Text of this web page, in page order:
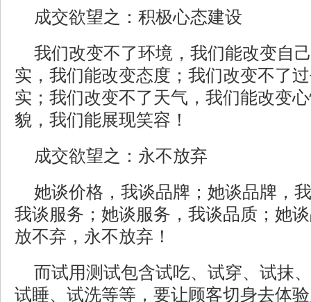
成交欲望之：积极心态建设
我们改变不了环境，我们能改变自
实，我们能改变态度；我们改变不了
实；我们改变不了天气，我们能改变
貌，我们能展现笑容！
成交欲望之：永不放弃
她谈价格，我谈品牌；她谈品牌，
我谈服务；她谈服务，我谈品质；她
放不弃，永不放弃！
而试用测试包含试吃、试穿、试抹
试睡、试洗等等，要让顾客切身去体